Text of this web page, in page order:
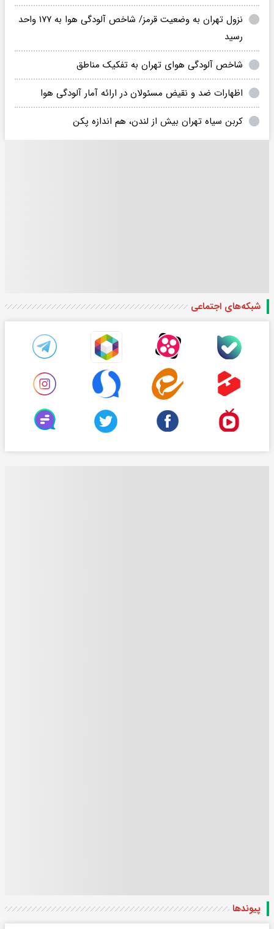
نزول تهران به وضعیت قرمز/ شاخص آلودگی هوا به ۱۷۷ واحد
رسید
شاخص آلودگی هوای تهران به تفکیک مناطق
اظهارات ضد و نقیض مسئولان در ارائه آمار آلودگی هوا
کربن سیاه تهران بیش از لندن، هم اندازه پکن
شبکه‌های اجتماعی
پیوندها